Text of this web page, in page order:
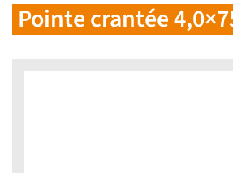
Pointe crantée